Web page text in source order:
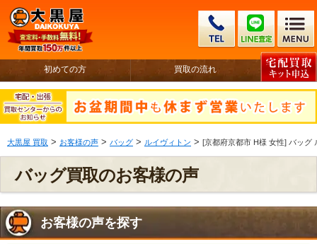
初めての方 買取の流れ
大黒屋 買取 > お客様の声 > バッグ > ルイヴィトン > [京都府京都市 H様 女性] バッグ
バッグ買取のお客様の声
お客様の声を探す